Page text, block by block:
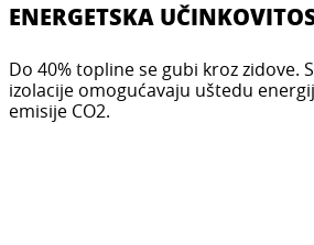
ENERGETSKA
Do 40% topline se gubi kroz zidove.
izolacije omogućavaju uštedu
emisije CO2.